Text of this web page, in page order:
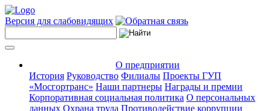
Версия для слабовидящих
О предприятии
История Руководство Филиалы Проекты ГУП
«Мосгортранс» Наши партнеры Награды и премии
Корпоративная социальная политика О персональных
данных Охрана труда Противодействие коррупции